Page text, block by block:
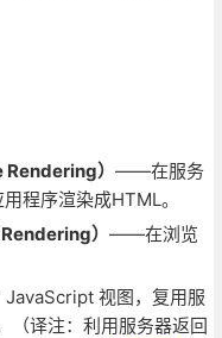
） ——在服务
程序渲染成HTML。
） ——在浏览
JavaScript 视图，复用服
（译注：利用服务器返回